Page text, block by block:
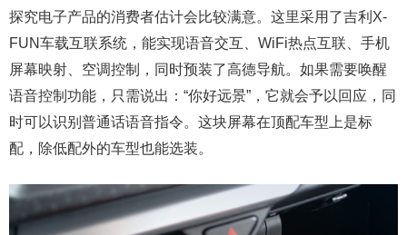
探究电子产品的消费者估计会比较满意。这里采用了吉利X-
FUN车载互联系统，能实现语音交互、WiFi热点互联、手机
屏幕映射、空调控制，同时预装了高德导航。如果需要唤醒
语音控制功能，只需说出：“你好远景”，它就会予以回应，同
时可以识别普通话语音指令。这块屏幕在顶配车型上是标
配，除低配外的车型也能选装。